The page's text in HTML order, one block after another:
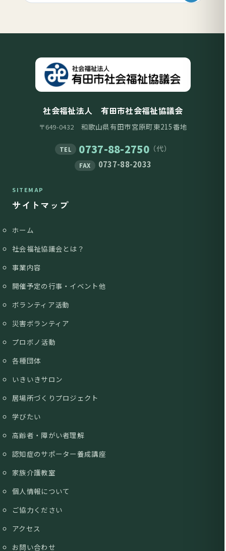
社会福祉法人 有田市社会福祉協議会
〒649-0432 和歌山県有田市宮原町東215番地
TEL 0737-88-2750（代）
FAX 0737-88-2033
SITEMAP
サイトマップ
ホーム
社会福祉協議会とは？
事業内容
開催予定の行事・イベント他
ボランティア活動
災害ボランティア
プロボノ活動
各種団体
いきいきサロン
居場所づくりプロジェクト
学びたい
高齢者・障がい者理解
認知症のサポーター養成講座
家族介護教室
個人情報について
ご協力ください
アクセス
お問い合わせ